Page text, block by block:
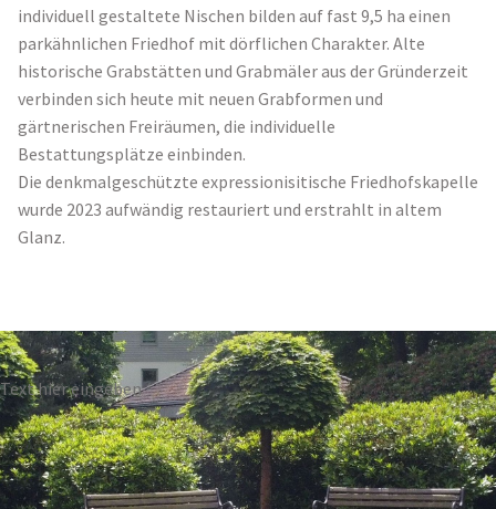
individuell gestaltete Nischen bilden auf fast 9,5 ha einen
parkähnlichen Friedhof mit dörflichen Charakter. Alte
historische Grabstätten und Grabmäler aus der Gründerzeit
verbinden sich heute mit neuen Grabformen und
gärtnerischen Freiräumen, die individuelle
Bestattungsplätze einbinden.
Die denkmalgeschützte expressionisitische Friedhofskapelle
wurde 2023 aufwändig restauriert und erstrahlt in altem
Glanz.
Text hier eingeben